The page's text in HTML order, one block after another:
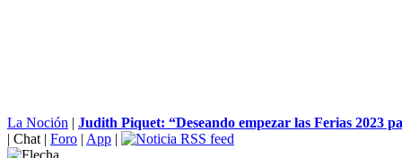
La Noción | Judith Piquet: “Deseando empezar las Ferias 2023
| Chat | Foro | App |